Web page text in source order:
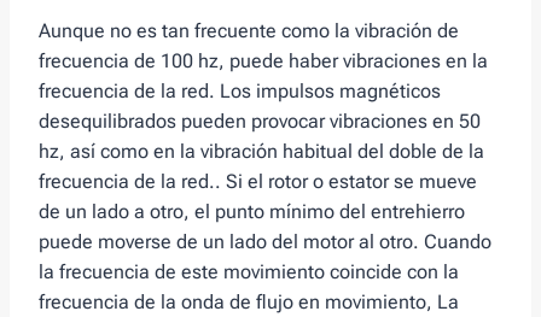
Aunque no es tan frecuente como la vibración de
frecuencia de 100 hz, puede haber vibraciones en la
frecuencia de la red. Los impulsos magnéticos
desequilibrados pueden provocar vibraciones en 50
hz, así como en la vibración habitual del doble de la
frecuencia de la red.. Si el rotor o estator se mueve
de un lado a otro, el punto mínimo del entrehierro
puede moverse de un lado del motor al otro. Cuando
la frecuencia de este movimiento coincide con la
frecuencia de la onda de flujo en movimiento, La